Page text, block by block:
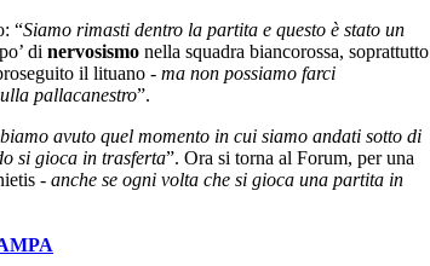
“Siamo rimasti dentro la partita e questo è stato un
di nervosismo nella squadra biancorossa, soprattutto
il lituano - ma non possiamo farci
pallacanestro”.
avuto quel momento in cui siamo andati sotto di
si gioca in trasferta”. Ora si torna al Forum, per una
- anche se ogni volta che si gioca una partita in